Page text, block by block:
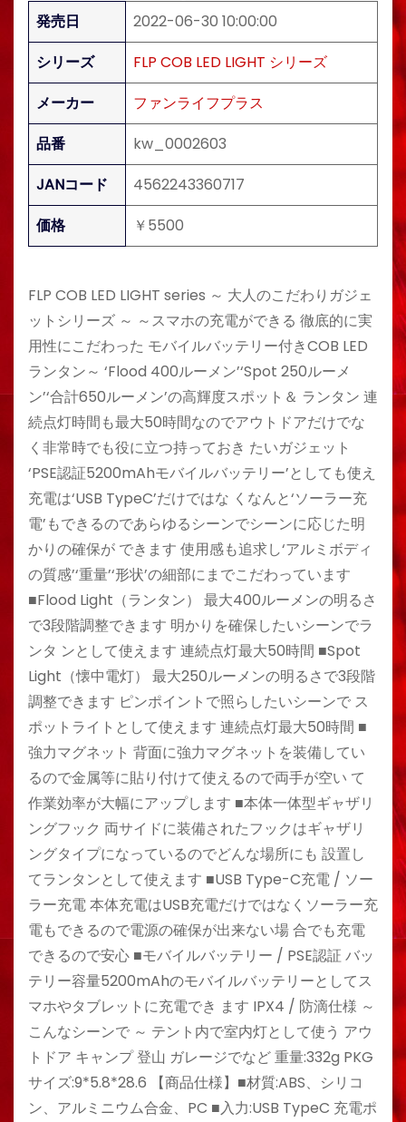
発売日
2022-06-30 10:00:00
シリーズ
FLP COB LED LIGHT シリーズ
メーカー
ファンライフプラス
品番
kw_0002603
JANコード
4562243360717
価格
￥5500
FLP COB LED LIGHT series ～ 大人のこだわりガジェ
ットシリーズ ～ ～スマホの充電ができる 徹底的に実
用性にこだわった モバイルバッテリー付きCOB LED
ランタン～ ‘Flood 400ルーメン’‘Spot 250ルーメ
ン’‘合計650ルーメン’の高輝度スポット＆ ランタン 連
続点灯時間も最大50時間なのでアウトドアだけでな
く非常時でも役に立つ持っておき たいガジェット
‘PSE認証5200mAhモバイルバッテリー’としても使え
充電は‘USB TypeC’だけではな くなんと‘ソーラー充
電’もできるのであらゆるシーンでシーンに応じた明
かりの確保が できます 使用感も追求し‘アルミボディ
の質感’‘重量’‘形状’の細部にまでこだわっています
■Flood Light（ランタン） 最大400ルーメンの明るさ
で3段階調整できます 明かりを確保したいシーンでラ
ンタ ンとして使えます 連続点灯最大50時間 ■Spot
Light（懐中電灯） 最大250ルーメンの明るさで3段階
調整できます ピンポイントで照らしたいシーンで ス
ポットライトとして使えます 連続点灯最大50時間 ■
強力マグネット 背面に強力マグネットを装備してい
るので金属等に貼り付けて使えるので両手が空い て
作業効率が大幅にアップします ■本体一体型ギャザリ
ングフック 両サイドに装備されたフックはギャザリ
ングタイプになっているのでどんな場所にも 設置し
てランタンとして使えます ■USB Type-C充電 / ソー
ラー充電 本体充電はUSB充電だけではなくソーラー充
電もできるので電源の確保が出来ない場 合でも充電
できるので安心 ■モバイルバッテリー / PSE認証 バッ
テリー容量5200mAhのモバイルバッテリーとしてス
マホやタブレットに充電でき ます IPX4 / 防滴仕様 ～
こんなシーンで ～ テント内で室内灯として使う アウ
トドア キャンプ 登山 ガレージでなど 重量:332g PKG
サイズ:9*5.8*28.6 【商品仕様】■材質:ABS、シリコ
ン、アルミニウム合金、PC ■入力:USB TypeC 充電ポ